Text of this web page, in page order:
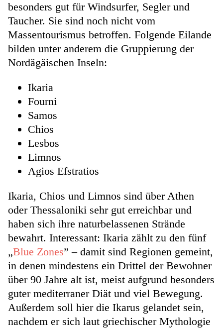
besonders gut für Windsurfer, Segler und
Taucher. Sie sind noch nicht vom
Massentourismus betroffen. Folgende Eilande
bilden unter anderem die Gruppierung der
Nordägäischen Inseln:
Ikaria
Fourni
Samos
Chios
Lesbos
Limnos
Agios Efstratios
Ikaria, Chios und Limnos sind über Athen
oder Thessaloniki sehr gut erreichbar und
haben sich ihre naturbelassenen Strände
bewahrt. Interessant: Ikaria zählt zu den fünf
„Blue Zones” – damit sind Regionen gemeint,
in denen mindestens ein Drittel der Bewohner
über 90 Jahre alt ist, meist aufgrund besonders
guter mediterraner Diät und viel Bewegung.
Außerdem soll hier die Ikarus gelandet sein,
nachdem er sich laut griechischer Mythologie